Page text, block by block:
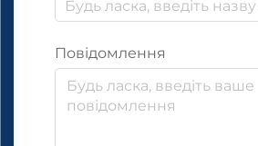
Повідомлення